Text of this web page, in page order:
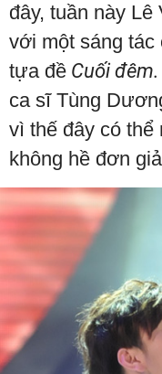
đây, tuần này
với một sáng
tựa đề Cuối đêm.
ca sĩ Tùng
vì thế đây có thể
không hề đơn